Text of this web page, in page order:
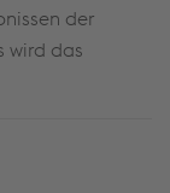
der
wird das